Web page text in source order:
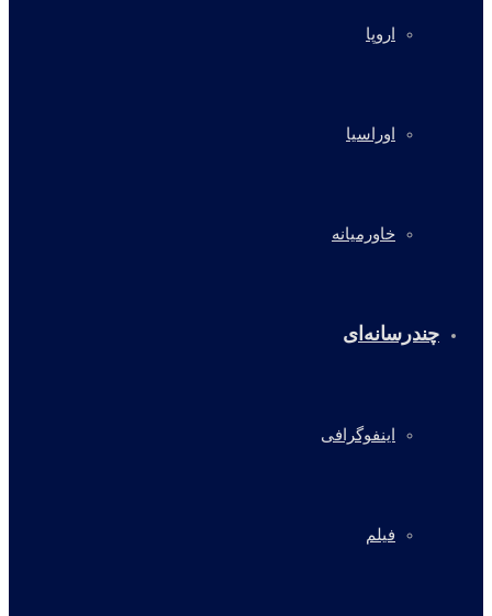
اروپا
اوراسیا
خاورمیانه
چندرسانه‌ای
اینفوگرافی
فیلم